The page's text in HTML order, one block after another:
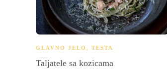
GLAVNO JELO , TESTA
Taljatele sa kozicama